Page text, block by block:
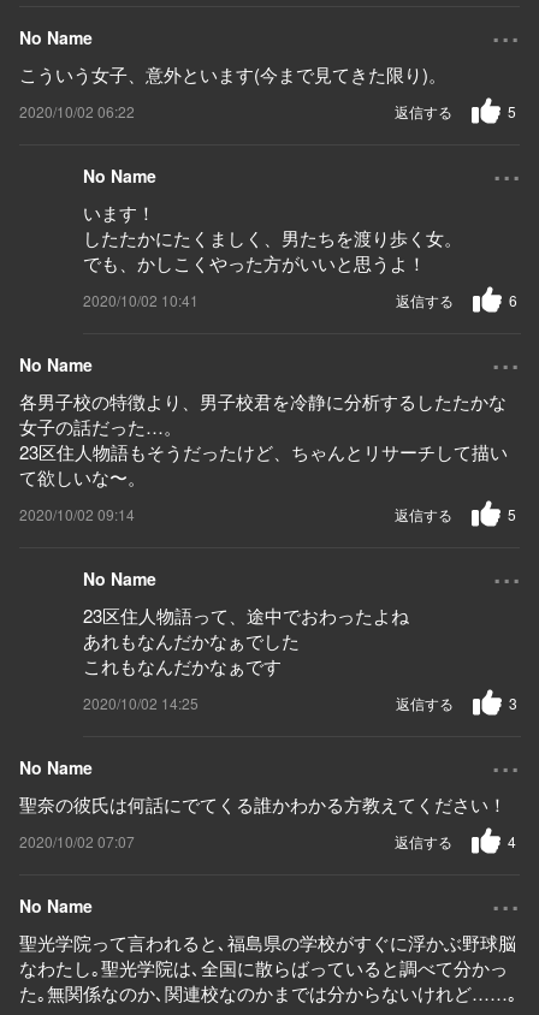
No Name ...
こういう女子、意外といます(今まで見てきた限り)。
2020/10/02 06:22 5
返信する
No Name ...
います！
したたかにたくましく、男たちを渡り歩く女。
でも、かしこくやった方がいいと思うよ！
2020/10/02 10:41 6
返信する
No Name ...
各男子校の特徴より、男子校君を冷静に分析するしたたかな
女子の話だった…。
23区住人物語もそうだったけど、ちゃんとリサーチして描い
て欲しいな〜。
2020/10/02 09:14 5
返信する
No Name ...
23区住人物語って、途中でおわったよね
あれもなんだかなぁでした
これもなんだかなぁです
2020/10/02 14:25 3
返信する
No Name ...
聖奈の彼氏は何話にでてくる誰かわかる方教えてください！
2020/10/02 07:07 4
返信する
No Name ...
聖光学院って言われると､福島県の学校がすぐに浮かぶ野球脳
なわたし｡聖光学院は､全国に散らばっていると調べて分かっ
た｡無関係なのか､関連校なのかまでは分からないけれど……｡